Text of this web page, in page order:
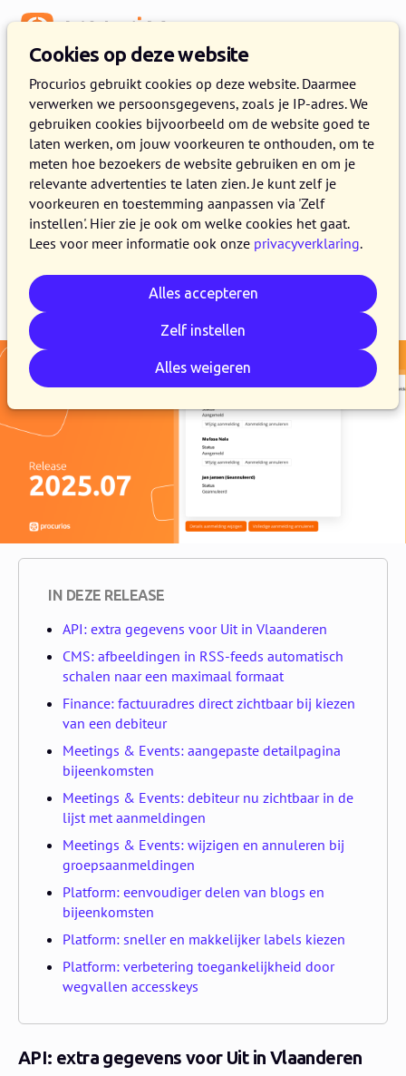
Cookies op deze website
Procurios gebruikt cookies op deze website. Daarmee
verwerken we persoonsgegevens, zoals je IP-adres. We
gebruiken cookies bijvoorbeeld om de website goed te
laten werken, om jouw voorkeuren te onthouden, om te
meten hoe bezoekers de website gebruiken en om je
relevante advertenties te laten zien. Je kunt zelf je
voorkeuren en toestemming aanpassen via 'Zelf
instellen'. Hier zie je ook om welke cookies het gaat.
Lees voor meer informatie ook onze privacyverklaring.
Alles accepteren
Zelf instellen
Alles weigeren
Release 2025.07
24 JUNI 2025 4 MINUTEN LEZEN
In de loop van 1 juli maken alle klanten van
het Procurios Platform gebruik van release
2025.07. In dit blog lees je wat er nieuw is en
wat er is verbeterd.
Kopieer link
IN DEZE RELEASE
API: extra gegevens voor Uit in Vlaanderen
CMS: afbeeldingen in RSS-feeds automatisch
schalen naar een maximaal formaat
Finance: factuuradres direct zichtbaar bij kiezen
van een debiteur
Meetings & Events: aangepaste detailpagina
bijeenkomsten
Meetings & Events: debiteur nu zichtbaar in de
lijst met aanmeldingen
Meetings & Events: wijzigen en annuleren bij
groepsaanmeldingen
Platform: eenvoudiger delen van blogs en
bijeenkomsten
Platform: sneller en makkelijker labels kiezen
Platform: verbetering toegankelijkheid door
wegvallen accesskeys
API: extra gegevens voor Uit in Vlaanderen